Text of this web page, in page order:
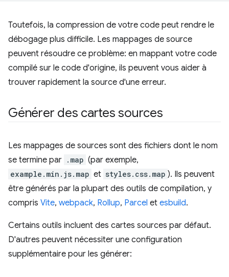
Toutefois, la compression de votre code peut rendre le
débogage plus difficile. Les mappages de source
peuvent résoudre ce problème: en mappant votre code
compilé sur le code d'origine, ils peuvent vous aider à
trouver rapidement la source d'une erreur.
Générer des cartes sources
Les mappages de sources sont des fichiers dont le nom
se termine par .map (par exemple,
example.min.js.map et styles.css.map ). Ils peuvent
être générés par la plupart des outils de compilation, y
compris Vite, webpack, Rollup, Parcel et esbuild.
Certains outils incluent des cartes sources par défaut.
D'autres peuvent nécessiter une configuration
supplémentaire pour les générer: